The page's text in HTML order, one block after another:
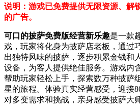
说明：游戏已免费提供无限资源、解
的广告。
可口的披萨免费版经营新乐趣是一款
戏，玩家将化身为披萨店老板，通过
出独特风味的披萨，逐步积累金钱和
设备，为客人提供绝佳服务。游戏内
帮助玩家轻松上手，探索数万种披萨
星的旅程。体验真实经营感受，迎接
对多变需求和挑战，亲身感受披萨大